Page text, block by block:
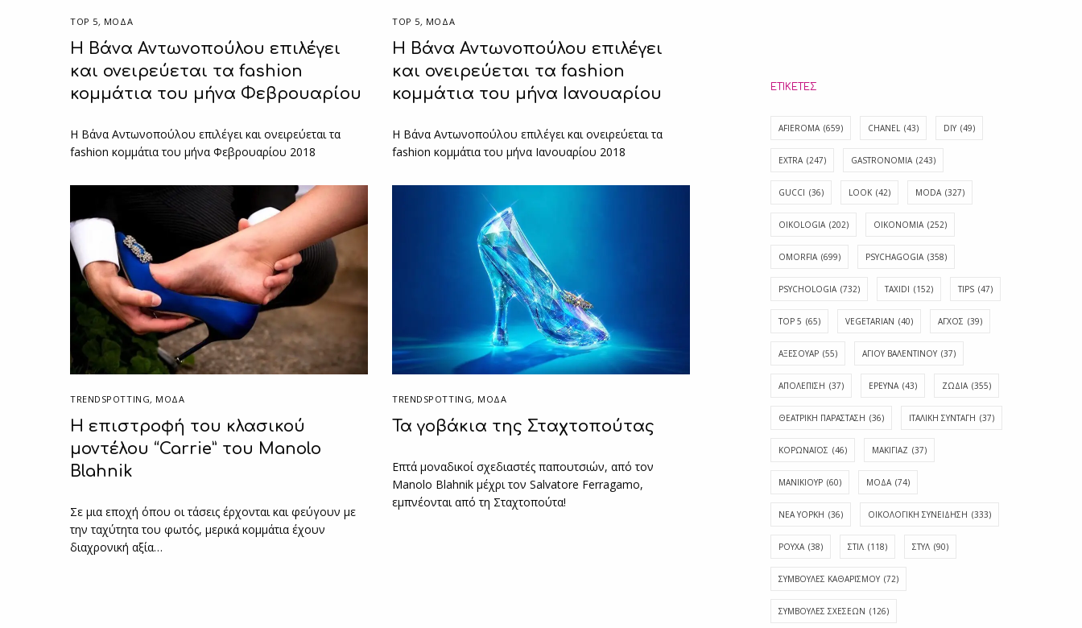
TOP 5, ΜΟΔΑ
Η Βάνα Αντωνοπούλου επιλέγει
και ονειρεύεται τα fashion
κομμάτια του μήνα Φεβρουαρίου
Η Βάνα Αντωνοπούλου επιλέγει και ονειρεύεται τα
fashion κομμάτια του μήνα Φεβρουαρίου 2018
TOP 5, ΜΟΔΑ
Η Βάνα Αντωνοπούλου επιλέγει
και ονειρεύεται τα fashion
κομμάτια του μήνα Ιανουαρίου
Η Βάνα Αντωνοπούλου επιλέγει και ονειρεύεται τα
fashion κομμάτια του μήνα Ιανουαρίου 2018
TRENDSPOTTING, ΜΟΔΑ
H επιστροφή του κλασικού
μοντέλου “Carrie” του Manolo
Blahnik
Σε μια εποχή όπου οι τάσεις έρχονται και φεύγουν με
την ταχύτητα του φωτός, μερικά κομμάτια έχουν
διαχρονική αξία…
TRENDSPOTTING, ΜΟΔΑ
Τα γοβάκια της Σταχτοπούτας
Επτά μοναδικοί σχεδιαστές παπουτσιών, από τον
Manolo Blahnik μέχρι τον Salvatore Ferragamo,
εμπνέονται από τη Σταχτοπούτα!
ΕΤΙΚΈΤΕΣ
AFIEROMA (659) CHANEL (43) DIY (49)
EXTRA (247) GASTRONOMIA (243)
GUCCI (36) LOOK (42) MODA (327)
OIKOLOGIA (202) OIKONOMIA (252)
OMORFIA (699) PSYCHAGOGIA (358)
PSYCHOLOGIA (732) TAXIDI (152) TIPS (47)
TOP 5 (65) VEGETARIAN (40) ΑΓΧΟΣ (39)
ΑΞΕΣΟΥΑΡ (55) ΑΓΊΟΥ ΒΑΛΕΝΤΊΝΟΥ (37)
ΑΠΟΛΈΠΙΣΗ (37) ΕΡΕΥΝΑ (43) ΖΩΔΙΑ (355)
ΘΕΑΤΡΙΚΗ ΠΑΡΑΣΤΑΣΗ (36) ΙΤΑΛΙΚΗ ΣΥΝΤΑΓΗ (37)
ΚΟΡΩΝΑΪΟΣ (46) ΜΑΚΙΓΙΑΖ (37)
ΜΑΝΙΚΙΟΥΡ (60) ΜΟΔΑ (74)
ΝΕΑ ΥΟΡΚΗ (36) ΟΙΚΟΛΟΓΙΚΗ ΣΥΝΕΙΔΗΣΗ (333)
ΡΟΥΧΑ (38) ΣΤΙΛ (118) ΣΤΥΛ (90)
ΣΥΜΒΟΥΛΕΣ ΚΑΘΑΡΙΣΜΟΥ (72)
ΣΥΜΒΟΥΛΕΣ ΣΧΕΣΕΩΝ (126)